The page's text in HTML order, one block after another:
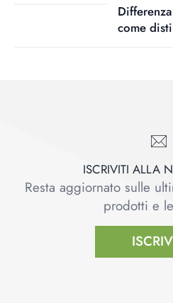
come
ISCRIVITI ALLA
Resta aggiornato sulle
prodotti e